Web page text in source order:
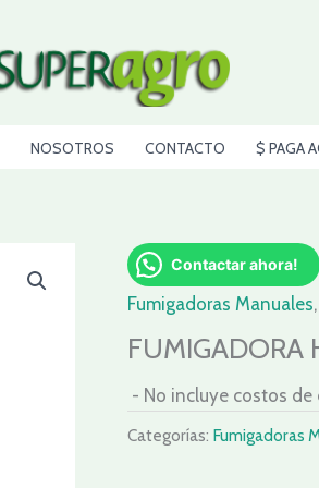
NOSOTROS CONTACTO $ PAGA
Contactar ahora!
Fumigadoras Manuales,
FUMIGADORA
- No incluye costos de
Categorías: Fumigadoras